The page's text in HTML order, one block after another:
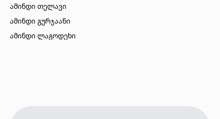
ამინდი თელავი
ამინდი გურჯაანი
ამინდი ლაგოდეხი